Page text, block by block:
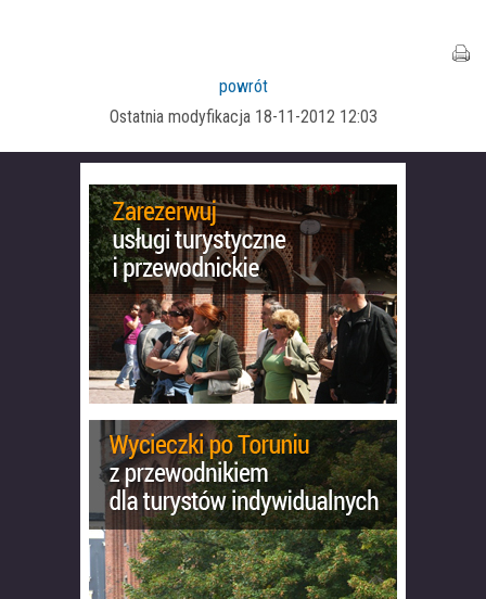
powrót
Ostatnia modyfikacja 18-11-2012 12:03